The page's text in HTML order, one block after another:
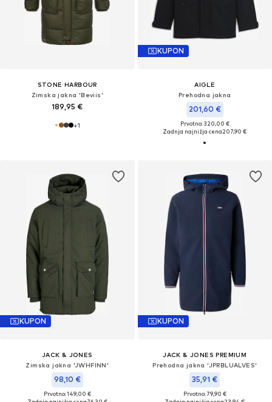
STONE HARBOUR
Zimska jakna 'Beviis'
189,95 €
+1
KUPON
AIGLE
Prehodna jakna
201,60 €
Prvotno: 320,00 €
Zadnja najnižja cena207,90 €
KUPON
JACK & JONES
Zimska jakna 'JWHFINN'
98,10 €
Prvotno: 149,00 €
KUPON
JACK & JONES PREMIUM
Prehodna jakna 'JPRBLUALVES'
35,91 €
Prvotno: 79,90 €